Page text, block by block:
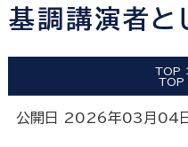
基調講演者と
TOP
TOP
公開日 2026年03月04